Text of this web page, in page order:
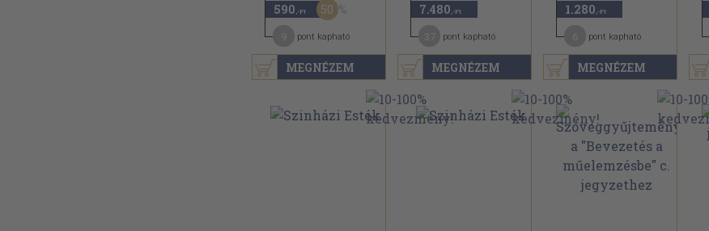
MEGNÉZEM
590 ,-Ft 50
pont kapható
MEGNÉZEM
7.480 ,-Ft
pont kapható
MEGNÉZEM
1.280 ,-Ft
pont kapható